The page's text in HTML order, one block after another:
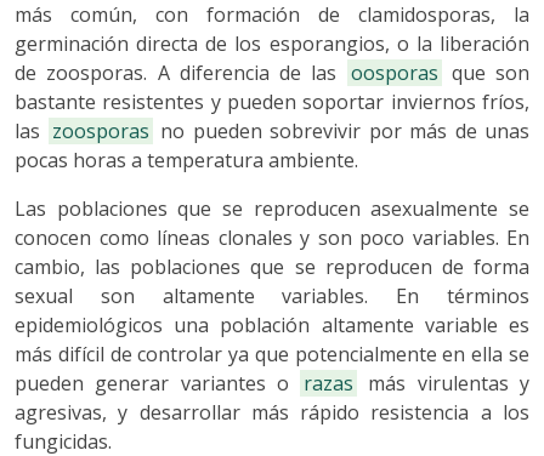
más común, con formación de clamidosporas, la
germinación directa de los esporangios, o la liberación
de zoosporas. A diferencia de las oosporas que son
bastante resistentes y pueden soportar inviernos fríos,
las zoosporas no pueden sobrevivir por más de unas
pocas horas a temperatura ambiente.
Las poblaciones que se reproducen asexualmente se
conocen como líneas clonales y son poco variables. En
cambio, las poblaciones que se reproducen de forma
sexual son altamente variables. En términos
epidemiológicos una población altamente variable es
más difícil de controlar ya que potencialmente en ella se
pueden generar variantes o
razas
más virulentas y
agresivas, y desarrollar más rápido resistencia a los
fungicidas.